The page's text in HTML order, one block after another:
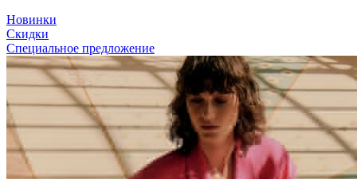
Новинки
Скидки
Специальное предложение